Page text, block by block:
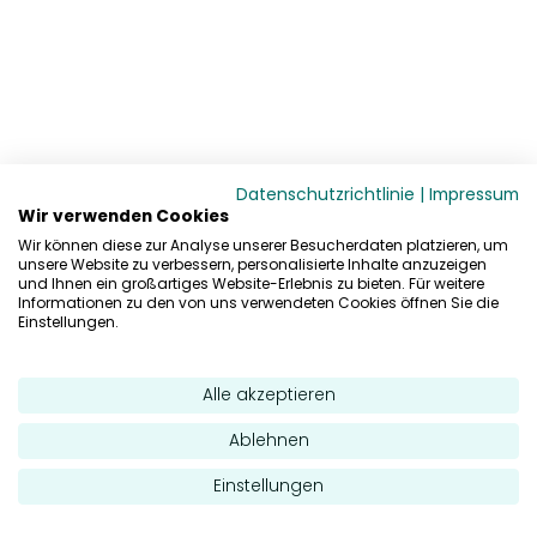
Datenschutzrichtlinie | Impressum
Wir verwenden Cookies
Wir können diese zur Analyse unserer Besucherdaten platzieren, um
unsere Website zu verbessern, personalisierte Inhalte anzuzeigen
und Ihnen ein großartiges Website-Erlebnis zu bieten. Für weitere
Informationen zu den von uns verwendeten Cookies öffnen Sie die
Einstellungen.
Alle akzeptieren
Ablehnen
Einstellungen